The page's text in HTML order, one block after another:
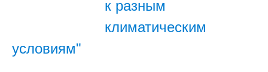
к разным
климатическим
условиям"